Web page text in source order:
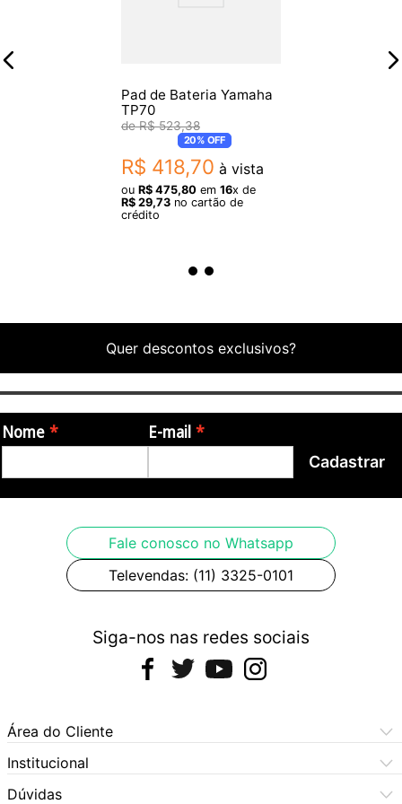
Pad de Bateria Yamaha
TP70
R$ 523,38
20%OFF
R$ 418,70 à vista
ou R$ 475,80 em 16x de
R$ 29,73 no cartão de
crédito
Quer descontos exclusivos?
Nome E-mail
Cadastrar
Fale conosco no Whatsapp
Televendas: (11) 3325-0101
Siga-nos nas redes sociais
Área do Cliente
Meus Pedidos
Meus Dados
Institucional
Central de Atendimento
Dúvidas